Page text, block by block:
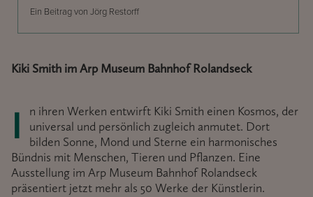
Ein Beitrag von Jörg Restorff
Kiki Smith im Arp Museum Bahnhof Rolandseck
In ihren Werken entwirft Kiki Smith einen Kosmos, der
universal und persönlich zugleich anmutet. Dort
bilden Sonne, Mond und Sterne ein harmonisches
Bündnis mit Menschen, Tieren und Pflanzen. Eine
Ausstellung im Arp Museum Bahnhof Rolandseck
präsentiert jetzt mehr als 50 Werke der Künstlerin.